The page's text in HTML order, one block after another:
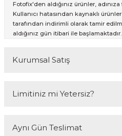
Fotofix'den aldığınız ürünler,
Kullanıcı hatasından kaynaklı
tarafından indirimli olarak tamir
aldığınız gün itibari ile başlamaktadır.
Kurumsal Satış
online web sitesi olan
En uygun ve en hızlı çözüm için
Limitiniz mi Yetersiz?
Ödemelerinizi, iki farklı kredi kartını
Aynı Gün Teslimat